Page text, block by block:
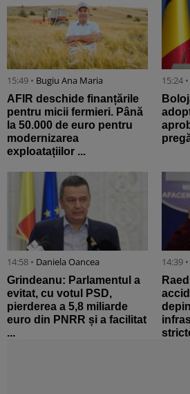
15:49 • Bugiu ⁠Ana Maria
AFIR deschide finanțările
pentru micii fermieri. Până
la 50.000 de euro pentru
modernizarea
exploatațiilor ...
15:24 •
14:58 • Daniela Oancea
Grindeanu: Parlamentul a
evitat, cu votul PSD,
pierderea a 5,8 miliarde
euro din PNRR și a facilitat
...
14:39 •